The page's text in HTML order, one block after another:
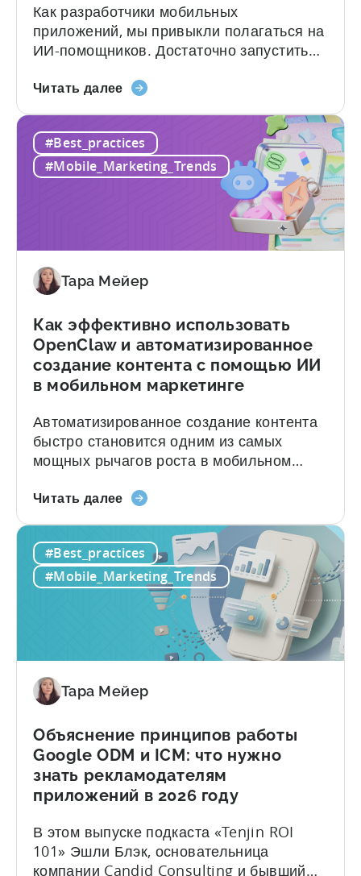
Как разработчики мобильных
приложений, мы привыкли полагаться на
ИИ-помощников. Достаточно запустить
описать, что вы хотите создать, — и
рабочий код. Но за этим удобством
скрывается цена: галлюцинации. В чём
же проблема? Когда вы просите LLM
интегрировать мобильный SDK, вы...
Читать далее«Как
помощников
для
интеграции
для
#Best_practices
#Mobile_Marketing_Trends
Тара Мейер
Как эффективно использовать
OpenClaw и автоматизированное
создание контента с помощью ИИ
в мобильном маркетинге
Автоматизированное создание контента
быстро становится одним из самых
мощных рычагов роста в мобильном
по-прежнему работают по старинке:
сценарии, редактируют и публикуют
контент на нескольких платформах,
пытаясь не отставать от постоянно
ускоряющегося цикла обновления
контента. В недавнем выпуске подкаста
Читать далеео
эффективно
использовать
OpenClaw
автоматизированное
создание
с
ИИ
в
мобильном
маркетинге
#Best_practices
#Mobile_Marketing_Trends
Тара Мейер
Объяснение принципов работы
Google ODM и ICM: что нужно
знать рекламодателям
приложений в 2026 году
В этом выпуске подкаста «Tenjin ROI
101» Эшли Блэк, основательница
компании Candid Consulting и бывший